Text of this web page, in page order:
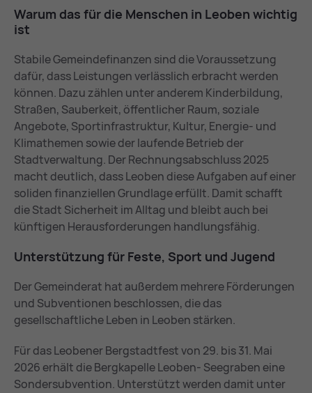
War­um das für die Men­schen in Leo­ben wich­tig
ist
Stabile Gemeindefinanzen sind die Voraussetzung
dafür, dass Leistungen verlässlich erbracht werden
können. Dazu zählen unter anderem Kinderbildung,
Straßen, Sauberkeit, öffentlicher Raum, soziale
Angebote, Sportinfrastruktur, Kultur, Energie- und
Klimathemen sowie der laufende Betrieb der
Stadtverwaltung. Der Rechnungsabschluss 2025
macht deutlich, dass Leoben diese Aufgaben auf einer
soliden finanziellen Grundlage erfüllt. Damit schafft
die Stadt Sicherheit im Alltag und bleibt auch bei
künftigen Herausforderungen handlungsfähig.
Un­ter­stüt­zung für Fes­te, Sport und Ju­gend
Der Gemeinderat hat außerdem mehrere Förderungen
und Subventionen beschlossen, die das
gesellschaftliche Leben in Leoben stärken.
Für das Leobener Bergstadtfest von 29. bis 31. Mai
2026 erhält die Bergkapelle Leoben- Seegraben eine
Sondersubvention. Unterstützt werden damit unter